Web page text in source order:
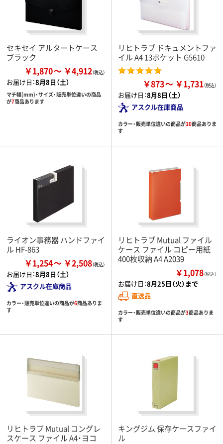
セキセイ アルタートケース
ブラック
￥1,870 ￥4,912
お届け日：8月8日（土）
マチ幅(mm)・サイズ・販売単位違いの商品
が7商品あります
リヒトラブ ドキュメントファ
イル A4 13ポケット G5610
￥873 ￥1,731
お届け日：8月8日（土）
アスクル在庫商品
カラー・販売単位違いの商品が10商品ありま
す
ライオン事務器 ハンドファイ
ル HF-863
￥1,254 ￥2,508
お届け日：8月8日（土）
アスクル在庫商品
カラー・販売単位違いの商品が6商品ありま
す
リヒトラブ Mutual ファイル
ケース ファイル コピー用紙
400枚収納 A4 A2039
￥1,078（税込）
お届け日：8月25日（火）まで
直送品
カラー・販売単位違いの商品が3商品ありま
す
リヒトラブ Mutual コングレ
スケース ファイル A4・ヨコ
キングジム 保存ケースファイ
ル